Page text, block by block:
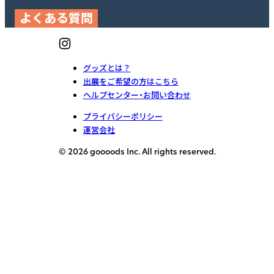
よくある質問
グッズとは？
出展をご希望の方はこちら
ヘルプセンター・お問い合わせ
プライバシーポリシー
運営会社
© 2026 goooods Inc. All rights reserved.